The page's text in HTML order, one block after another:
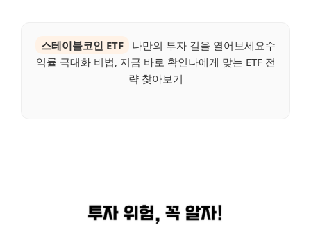
스테이블코인 ETF
나만의 투자 길을 열어보세요수
익률 극대화 비법, 지금 바로 확인나에게 맞는 ETF 전
략 찾아보기